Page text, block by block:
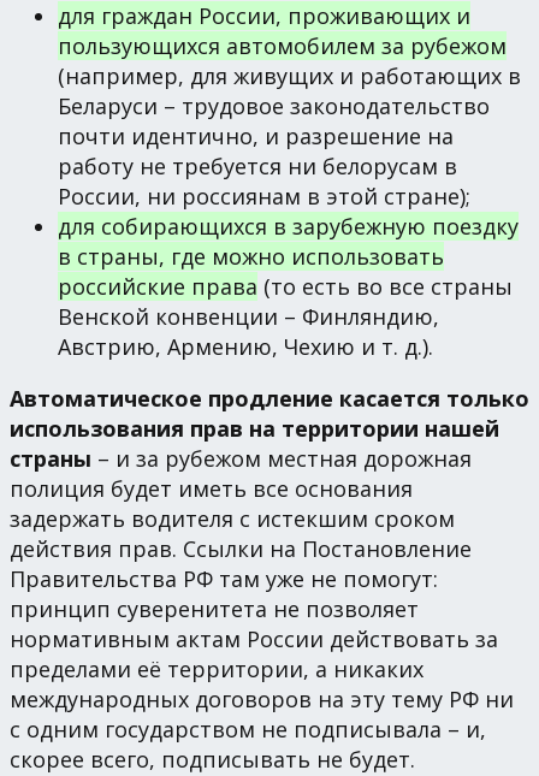
для граждан России, проживающих и
пользующихся автомобилем за рубежом
(например, для живущих и работающих в
Беларуси – трудовое законодательство
почти идентично, и разрешение на
работу не требуется ни белорусам в
России, ни россиянам в этой стране);
для собирающихся в зарубежную поездку
в страны, где можно использовать
российские права (то есть во все страны
Венской конвенции – Финляндию,
Австрию, Армению, Чехию и т. д.).
Автоматическое продление касается только
использования прав на территории нашей
страны – и за рубежом местная дорожная
полиция будет иметь все основания
задержать водителя с истекшим сроком
действия прав. Ссылки на Постановление
Правительства РФ там уже не помогут:
принцип суверенитета не позволяет
нормативным актам России действовать за
пределами её территории, а никаких
международных договоров на эту тему РФ ни
с одним государством не подписывала – и,
скорее всего, подписывать не будет.